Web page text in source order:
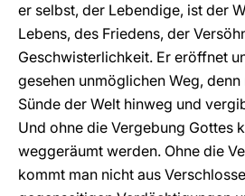
er selbst, der Lebendige, ist der
Lebens, des Friedens, der
Geschwisterlichkeit. Er eröffnet
gesehen unmöglichen Weg,
Sünde der Welt hinweg und
Und ohne die Vergebung Gottes
weggeräumt werden. Ohne die
kommt man nicht aus